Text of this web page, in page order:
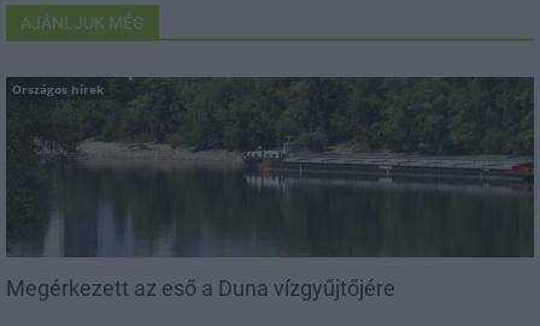
AJÁNLJUK MÉG
Országos hírek
Megérkezett az eső a Duna vízgyűjtőjére